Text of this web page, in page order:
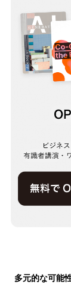
多元的な可能